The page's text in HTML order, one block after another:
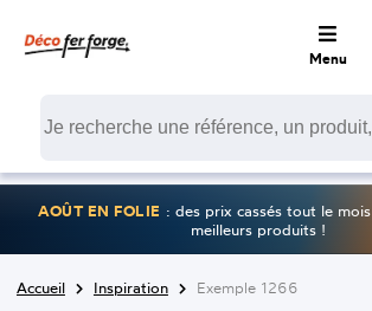
Menu
AOÛT EN FOLIE : des prix cassés tout le
meilleurs produits !
Accueil Inspiration Exemple 1266